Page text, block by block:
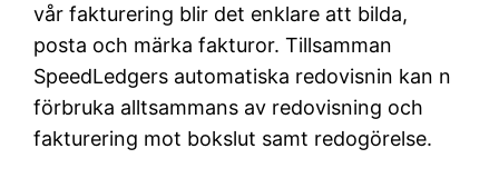
vår fakturering blir det enklare att bilda,
posta och märka fakturor. Tillsamman
SpeedLedgers automatiska redovisnin kan n
förbruka alltsammans av redovisning och
fakturering mot bokslut samt redogörelse.